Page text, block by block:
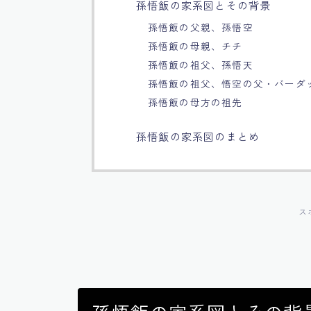
孫悟飯の家系図とその背景
孫悟飯の父親、孫悟空
孫悟飯の母親、チチ
孫悟飯の祖父、孫悟天
孫悟飯の祖父、悟空の父・バーダ
孫悟飯の母方の祖先
孫悟飯の家系図のまとめ
ス